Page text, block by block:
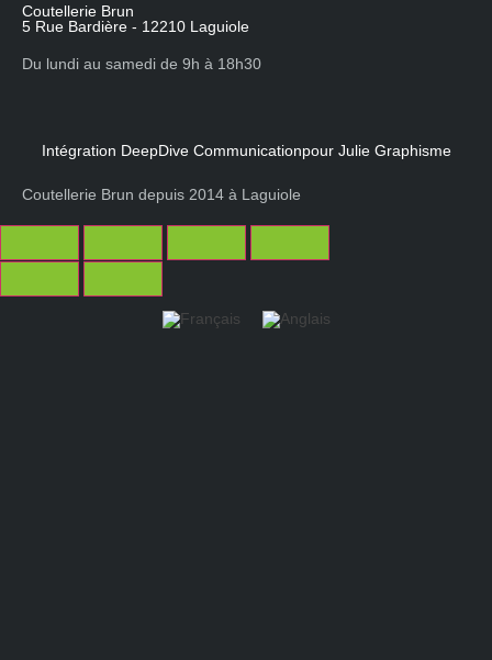
Coutellerie Brun
5 Rue Bardière - 12210 Laguiole
Du lundi au samedi de 9h à 18h30
Intégration DeepDive Communicationpour Julie Graphisme
Coutellerie Brun depuis 2014 à Laguiole